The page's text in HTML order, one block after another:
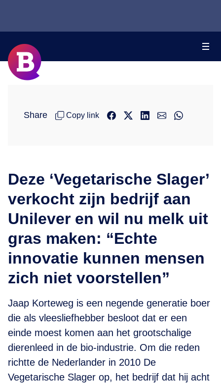
Share Copy link
Deze ‘Vegetarische Slager’
verkocht zijn bedrijf aan
Unilever en wil nu melk uit
gras maken: “Echte
innovatie kunnen mensen
zich niet voorstellen”
Jaap Korteweg is een negende generatie boer
die als vleesliefhebber besloot dat er een
einde moest komen aan het grootschalige
dierenleed in de bio-industrie. Om die reden
richtte de Nederlander in 2010 De
Vegetarische Slager op, het bedrijf dat hij acht